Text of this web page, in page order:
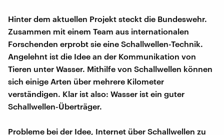
Hinter dem aktuellen Projekt steckt die Bundeswehr.
Zusammen mit einem Team aus internationalen
Forschenden erprobt sie eine Schallwellen-Technik.
Angelehnt ist die Idee an der Kommunikation von
Tieren unter Wasser. Mithilfe von Schallwellen können
sich einige Arten über mehrere Kilometer
verständigen. Klar ist also: Wasser ist ein guter
Schallwellen-Überträger.
Probleme bei der Idee, Internet über Schallwellen zu